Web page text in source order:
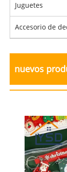
Juguetes
Accesorio de
nuevos